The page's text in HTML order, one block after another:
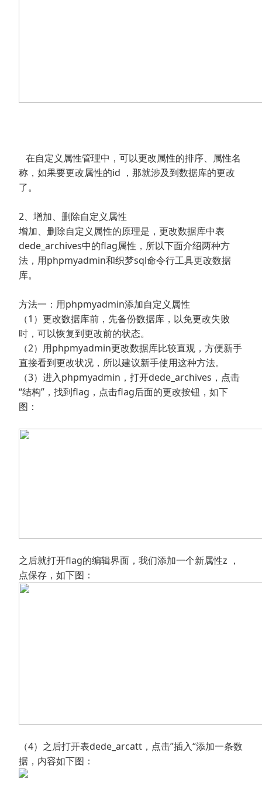
在自定义属性管理中，可以更改属性的排序、属性名
称，如果要更改属性的id ，那就涉及到数据库的更改
了。
2、增加、删除自定义属性
增加、删除自定义属性的原理是，更改数据库中表
dede_archives中的flag属性，所以下面介绍两种方
法，用phpmyadmin和织梦sql命令行工具更改数据
库。
方法一：用phpmyadmin添加自定义属性
（1）更改数据库前，先备份数据库，以免更改失败
时，可以恢复到更改前的状态。
（2）用phpmyadmin更改数据库比较直观，方便新手
直接看到更改状况，所以建议新手使用这种方法。
（3）进入phpmyadmin，打开dede_archives，点击
“结构”，找到flag，点击flag后面的更改按钮，如下
图：
之后就打开flag的编辑界面，我们添加一个新属性z ，
点保存，如下图：
（4）之后打开表dede_arcatt，点击”插入“添加一条数
据，内容如下图：